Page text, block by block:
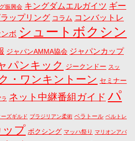
振興会 キングダムエルガイツ ギー
ップリング コラム コンバットレ
ボ シュートボクシン
ジャパンAMMA協会 ジャパンカップ
パンキック ジークンドー スッ
・ワンキントーン セミナー
ネット中継番組ガイド パ
ズギルド ブラジリアン柔術 ベラトール ベルトレ
ップ ボクシング マッハ祭り マリオンアパ